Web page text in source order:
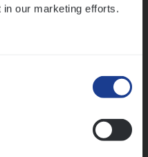
our marketing efforts.